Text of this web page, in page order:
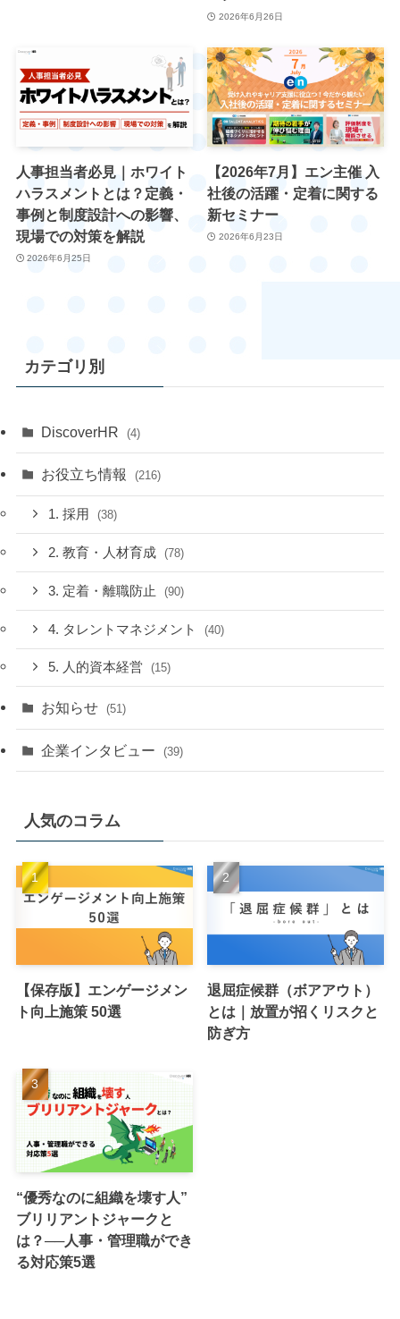
2026年6月26日
人事担当者必見｜ホワイト
ハラスメントとは？定義・
事例と制度設計への影響、
現場での対策を解説
2026年6月25日
【2026年7月】エン主催 入
社後の活躍・定着に関する
新セミナー
2026年6月23日
カテゴリ別
DiscoverHR (4)
お役立ち情報 (216)
1. 採用 (38)
2. 教育・人材育成 (78)
3. 定着・離職防止 (90)
4. タレントマネジメント (40)
5. 人的資本経営 (15)
お知らせ (51)
企業インタビュー (39)
人気のコラム
【保存版】エンゲージメン
ト向上施策 50選
退屈症候群（ボアアウト）
とは｜放置が招くリスクと
防ぎ方
“優秀なのに組織を壊す人”
ブリリアントジャークと
は？──人事・管理職ができ
る対応策5選